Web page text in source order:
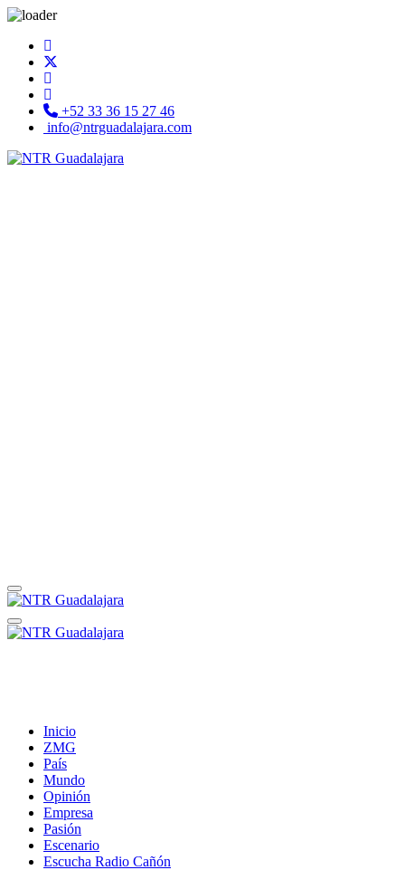
+52 33 36 15 27 46
info@ntrguadalajara.com
Inicio
ZMG
País
Mundo
Opinión
Empresa
Pasión
Escenario
Escucha Radio Cañón